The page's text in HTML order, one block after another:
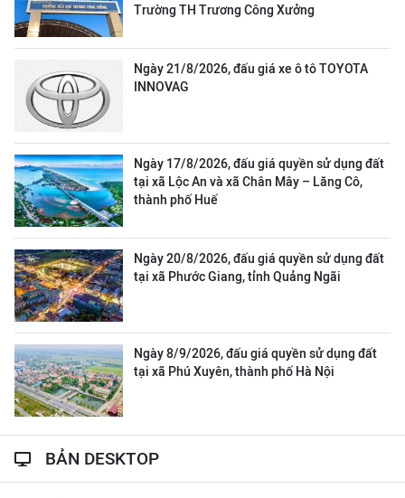
Trường TH Trương Công Xưởng
Ngày 21/8/2026, đấu giá xe ô tô TOYOTA
INNOVAG
Ngày 17/8/2026, đấu giá quyền sử dụng đất
tại xã Lộc An và xã Chân Mây – Lăng Cô,
thành phố Huế
Ngày 20/8/2026, đấu giá quyền sử dụng đất
tại xã Phước Giang, tỉnh Quảng Ngãi
Ngày 8/9/2026, đấu giá quyền sử dụng đất
tại xã Phú Xuyên, thành phố Hà Nội
BẢN DESKTOP